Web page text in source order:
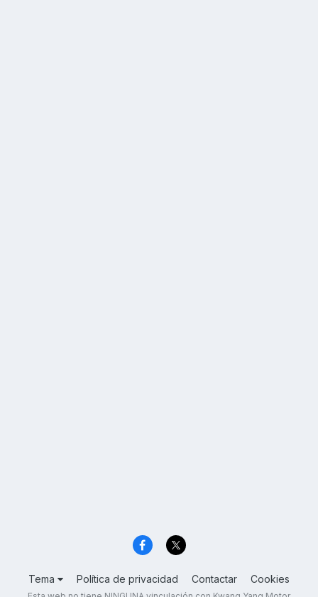
Tema Política de privacidad Contactar Cookies